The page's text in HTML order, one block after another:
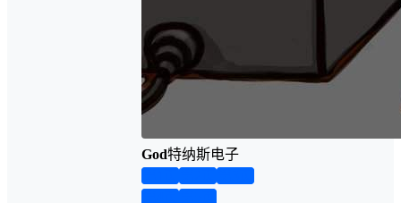
God特纳斯电子